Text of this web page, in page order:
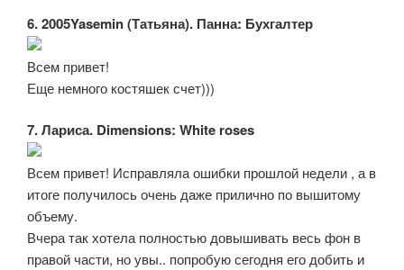
6. 2005Yasemin (Татьяна). Панна: Бухгалтер
Всем привет!
Еще немного костяшек счет)))
7. Лариса. Dimensions: White roses
Всем привет! Исправляла ошибки прошлой недели , а в
итоге получилось очень даже прилично по вышитому
объему.
Вчера так хотела полностью довышивать весь фон в
правой части, но увы.. попробую сегодня его добить и